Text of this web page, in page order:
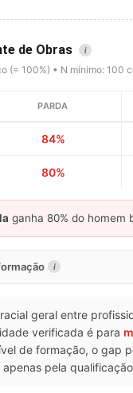
de Obras i
(= 100%) • N mínimo: 100
PARDA
84%
80%
ganha 80% do homem
i
geral entre
verificada é para
de formação, o gap
pela